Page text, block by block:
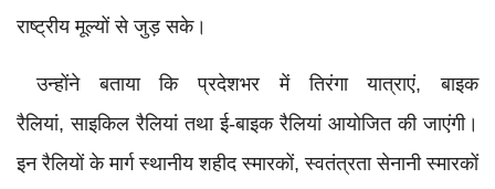
राष्ट्रीय मूल्यों से जुड़ सके।
उन्होंने बताया कि प्रदेशभर में तिरंगा यात्राएं, बाइक
रैलियां, साइकिल रैलियां तथा ई-बाइक रैलियां आयोजित की जाएंगी।
इन रैलियों के मार्ग स्थानीय शहीद स्मारकों, स्वतंत्रता सेनानी स्मारकों